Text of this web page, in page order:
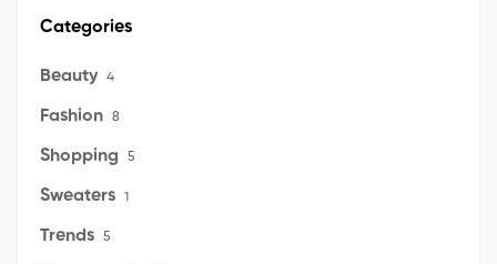
Categories
Beauty 4
Fashion 8
Shopping 5
Sweaters 1
Trends 5